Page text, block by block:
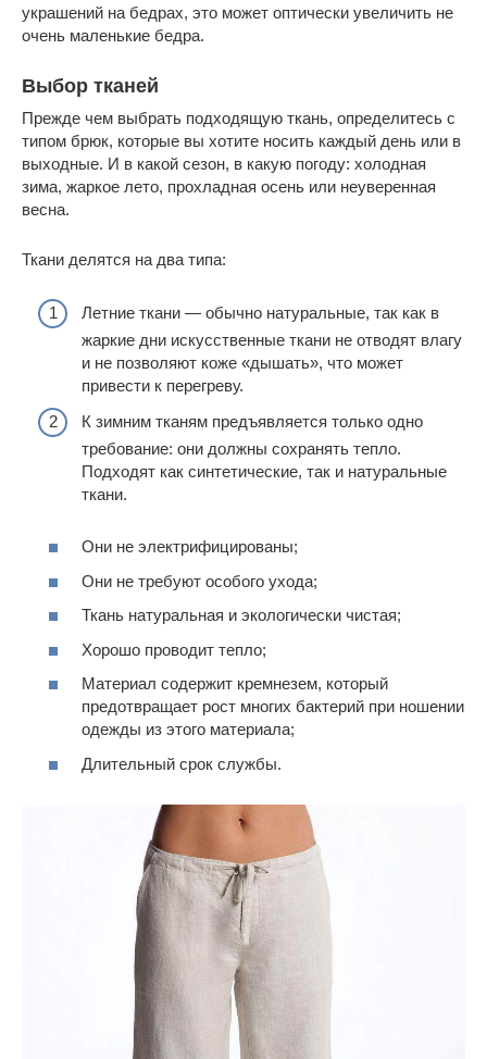
украшений на бедрах, это может оптически увеличить не
очень маленькие бедра.
Выбор тканей
Прежде чем выбрать подходящую ткань, определитесь с
типом брюк, которые вы хотите носить каждый день или в
выходные. И в какой сезон, в какую погоду: холодная
зима, жаркое лето, прохладная осень или неуверенная
весна.
Ткани делятся на два типа:
Летние ткани — обычно натуральные, так как в
жаркие дни искусственные ткани не отводят влагу
и не позволяют коже «дышать», что может
привести к перегреву.
К зимним тканям предъявляется только одно
требование: они должны сохранять тепло.
Подходят как синтетические, так и натуральные
ткани.
Они не электрифицированы;
Они не требуют особого ухода;
Ткань натуральная и экологически чистая;
Хорошо проводит тепло;
Материал содержит кремнезем, который
предотвращает рост многих бактерий при ношении
одежды из этого материала;
Длительный срок службы.